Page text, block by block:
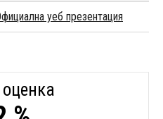
уеб презентация